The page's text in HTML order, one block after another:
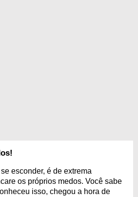
esconder, é de extrema
os próprios medos. Você sabe
isso, chegou a hora de